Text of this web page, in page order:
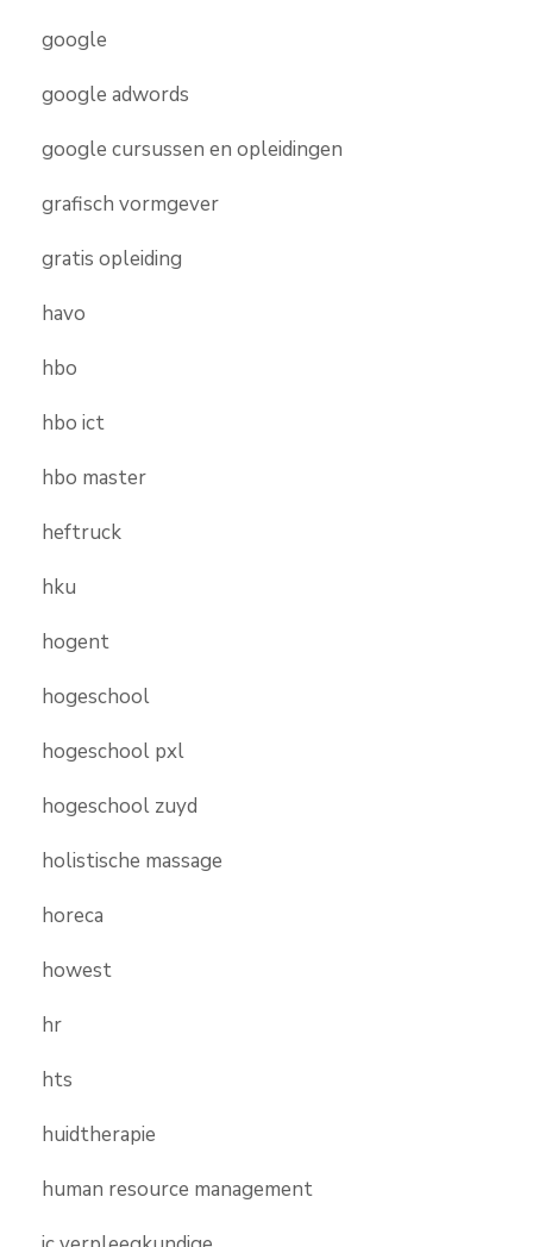
google
google adwords
google cursussen en opleidingen
grafisch vormgever
gratis opleiding
havo
hbo
hbo ict
hbo master
heftruck
hku
hogent
hogeschool
hogeschool pxl
hogeschool zuyd
holistische massage
horeca
howest
hr
hts
huidtherapie
human resource management